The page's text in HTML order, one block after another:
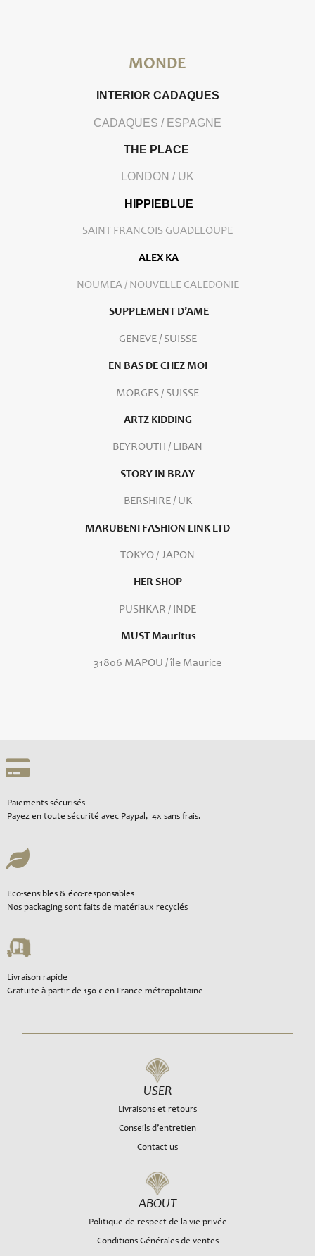
MONDE
INTERIOR CADAQUES
CADAQUES / ESPAGNE
THE PLACE
LONDON / UK
HIPPIEBLUE
SAINT FRANCOIS GUADELOUPE
ALEX KA
NOUMEA / NOUVELLE CALEDONIE
SUPPLEMENT D’AME
GENEVE / SUISSE
EN BAS DE CHEZ MOI
MORGES / SUISSE
ARTZ KIDDING
BEYROUTH / LIBAN
STORY IN BRAY
BERSHIRE / UK
MARUBENI FASHION LINK LTD
TOKYO / JAPON
HER SHOP
PUSHKAR / INDE
MUST Mauritus
31806 MAPOU / île Maurice
Paiements sécurisés
Payez en toute sécurité avec Paypal, 4x sans frais.
Eco-sensibles & éco-responsables
Nos packaging sont faits de matériaux recyclés
Livraison rapide
Gratuite à partir de 150 € en France métropolitaine
USER
Livraisons et retours
Conseils d’entretien
Contact us
ABOUT
Politique de respect de la vie privée
Conditions Générales de ventes